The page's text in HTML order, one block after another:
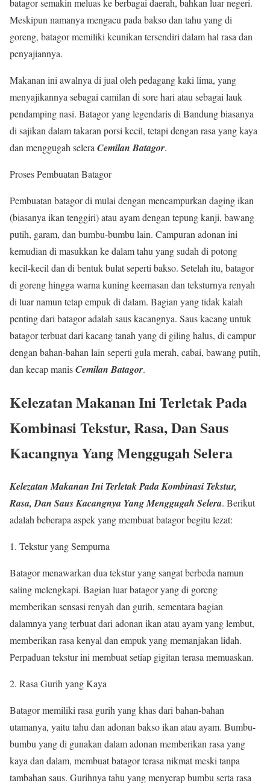
batagor semakin meluas ke berbagai daerah, bahkan luar negeri.
Meskipun namanya mengacu pada bakso dan tahu yang di
goreng, batagor memiliki keunikan tersendiri dalam hal rasa dan
penyajiannya.
Makanan ini awalnya di jual oleh pedagang kaki lima, yang
menyajikannya sebagai camilan di sore hari atau sebagai lauk
pendamping nasi. Batagor yang legendaris di Bandung biasanya
di sajikan dalam takaran porsi kecil, tetapi dengan rasa yang kaya
dan menggugah selera Cemilan Batagor.
Proses Pembuatan Batagor
Pembuatan batagor di mulai dengan mencampurkan daging ikan
(biasanya ikan tenggiri) atau ayam dengan tepung kanji, bawang
putih, garam, dan bumbu-bumbu lain. Campuran adonan ini
kemudian di masukkan ke dalam tahu yang sudah di potong
kecil-kecil dan di bentuk bulat seperti bakso. Setelah itu, batagor
di goreng hingga warna kuning keemasan dan teksturnya renyah
di luar namun tetap empuk di dalam. Bagian yang tidak kalah
penting dari batagor adalah saus kacangnya. Saus kacang untuk
batagor terbuat dari kacang tanah yang di giling halus, di campur
dengan bahan-bahan lain seperti gula merah, cabai, bawang putih,
dan kecap manisCemilan Batagor.
Kelezatan Makanan Ini Terletak Pada
Kombinasi Tekstur, Rasa, Dan Saus
Kacangnya Yang Menggugah Selera
Kelezatan Makanan Ini Terletak Pada Kombinasi Tekstur,
Rasa, Dan Saus Kacangnya Yang Menggugah Selera. Berikut
adalah beberapa aspek yang membuat batagor begitu lezat:
Tekstur yang Sempurna
Batagor menawarkan dua tekstur yang sangat berbeda namun
saling melengkapi. Bagian luar batagor yang di goreng
memberikan sensasi renyah dan gurih, sementara bagian
dalamnya yang terbuat dari adonan ikan atau ayam yang lembut,
memberikan rasa kenyal dan empuk yang memanjakan lidah.
Perpaduan tekstur ini membuat setiap gigitan terasa memuaskan.
Rasa Gurih yang Kaya
Batagor memiliki rasa gurih yang khas dari bahan-bahan
utamanya, yaitu tahu dan adonan bakso ikan atau ayam. Bumbu-
bumbu yang di gunakan dalam adonan memberikan rasa yang
kaya dan dalam, membuat batagor terasa nikmat meski tanpa
tambahan saus. Gurihnya tahu yang menyerap bumbu serta rasa